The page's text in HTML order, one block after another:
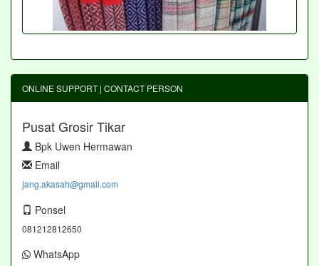
ONLINE SUPPORT | CONTACT PERSON
Pusat Grosir Tikar
Bpk Uwen Hermawan
Email
jang.akasah@gmail.com
Ponsel
081212812650
WhatsApp